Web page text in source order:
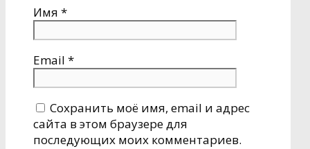
Имя *
Email *
Сохранить моё имя, email и адрес
сайта в этом браузере для
последующих моих комментариев.